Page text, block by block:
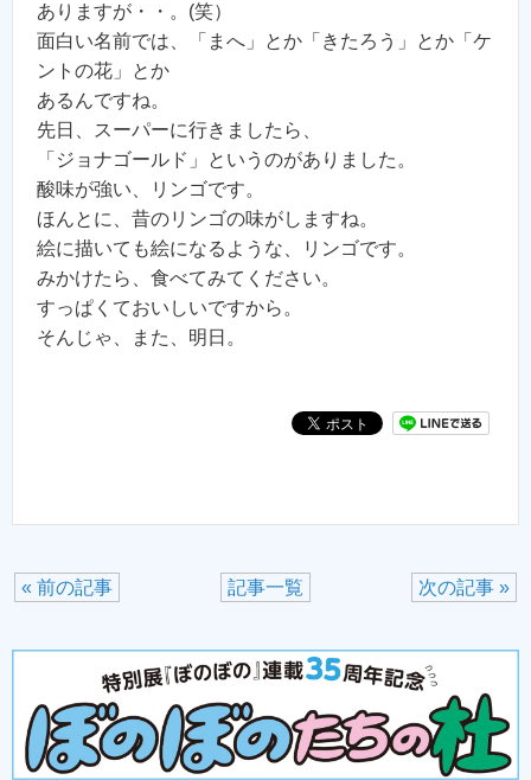
ありますが・・。(笑）
面白い名前では、「まへ」とか「きたろう」とか「ケ
ントの花」とか
あるんですね。
先日、スーパーに行きましたら、
「ジョナゴールド」というのがありました。
酸味が強い、リンゴです。
ほんとに、昔のリンゴの味がしますね。
絵に描いても絵になるような、リンゴです。
みかけたら、食べてみてください。
すっぱくておいしいですから。
そんじゃ、また、明日。
次の記事 »
記事一覧
« 前の記事